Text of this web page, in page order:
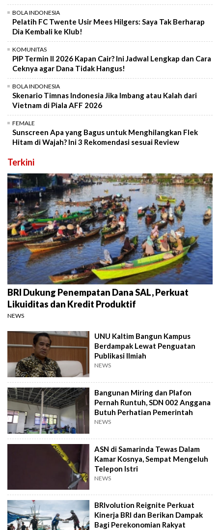
BOLA INDONESIA
Pelatih FC Twente Usir Mees Hilgers: Saya Tak Berharap
Dia Kembali ke Klub!
KOMUNITAS
PIP Termin II 2026 Kapan Cair? Ini Jadwal Lengkap dan Cara
Ceknya agar Dana Tidak Hangus!
BOLA INDONESIA
Skenario Timnas Indonesia Jika Imbang atau Kalah dari
Vietnam di Piala AFF 2026
FEMALE
Sunscreen Apa yang Bagus untuk Menghilangkan Flek
Hitam di Wajah? Ini 3 Rekomendasi sesuai Review
Terkini
BRI Dukung Penempatan Dana SAL, Perkuat
Likuiditas dan Kredit Produktif
NEWS
UNU Kaltim Bangun Kampus
Berdampak Lewat Penguatan
Publikasi Ilmiah
NEWS
Bangunan Miring dan Plafon
Pernah Runtuh, SDN 002 Anggana
Butuh Perhatian Pemerintah
NEWS
ASN di Samarinda Tewas Dalam
Kamar Kosnya, Sempat Mengeluh
Telepon Istri
NEWS
BRIvolution Reignite Perkuat
Kinerja BRI dan Berikan Dampak
Bagi Perekonomian Rakyat